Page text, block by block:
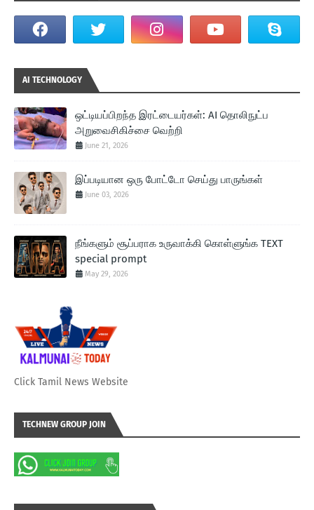
AI TECHNOLOGY
ஒட்டியப்பிறந்த இரட்டையர்கள்: AI தொலிநுட்ப
அறுவைசிகிச்சை வெற்றி
June 21, 2026
இப்படியான ஒரு போட்டோ செய்து பாருங்கள்
June 03, 2026
நீங்களும் சூப்பராக உருவாக்கி கொள்ளுங்க TEXT
special prompt
May 29, 2026
Click Tamil News Website
TECHNEW GROUP JOIN